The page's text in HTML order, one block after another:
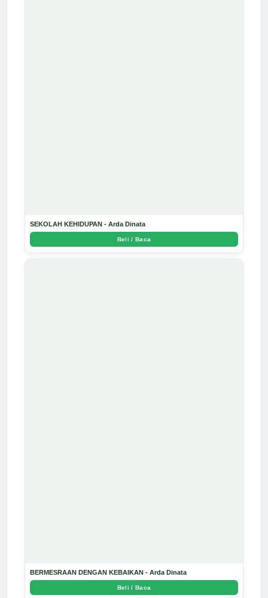
SEKOLAH KEHIDUPAN - Arda Dinata
Beli / Baca
BERMESRAAN DENGAN KEBAIKAN - Arda Dinata
Beli / Baca